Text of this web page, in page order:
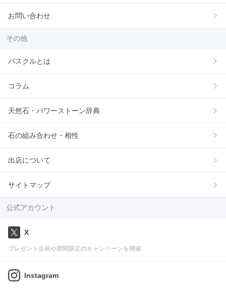
お問い合わせ
その他
パスクルとは
コラム
天然石・パワーストーン辞典
石の組み合わせ・相性
出店について
サイトマップ
公式アカウント
X
プレゼント企画や期間限定のキャンペーンを開催
Instagram